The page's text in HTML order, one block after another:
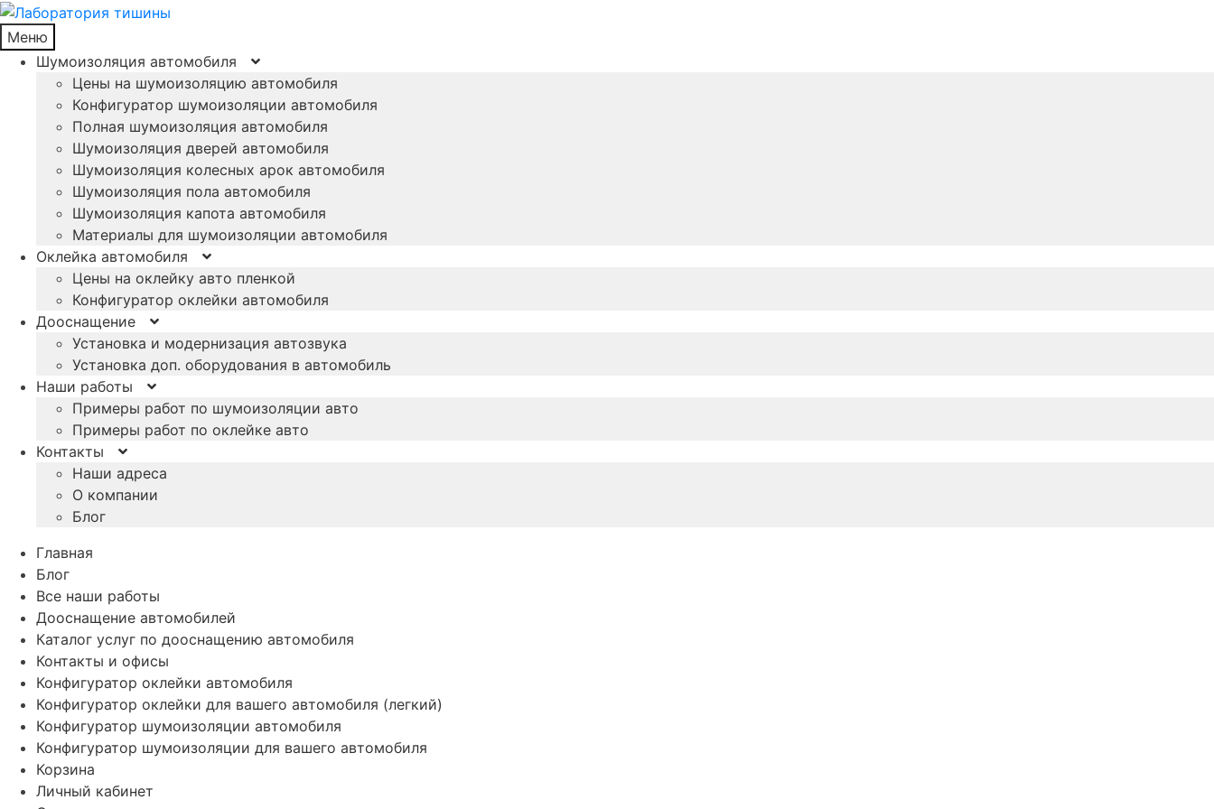
Меню
Шумоизоляция автомобиля
Цены на шумоизоляцию автомобиля
Конфигуратор шумоизоляции автомобиля
Полная шумоизоляция автомобиля
Шумоизоляция дверей автомобиля
Шумоизоляция колесных арок автомобиля
Шумоизоляция пола автомобиля
Шумоизоляция капота автомобиля
Материалы для шумоизоляции автомобиля
Оклейка автомобиля
Цены на оклейку авто пленкой
Конфигуратор оклейки автомобиля
Дооснащение
Установка и модернизация автозвука
Установка доп. оборудования в автомобиль
Наши работы
Примеры работ по шумоизоляции авто
Примеры работ по оклейке авто
Контакты
Наши адреса
О компании
Блог
Главная
Блог
Все наши работы
Дооснащение автомобилей
Каталог услуг по дооснащению автомобиля
Контакты и офисы
Конфигуратор оклейки автомобиля
Конфигуратор оклейки для вашего автомобиля (легкий)
Конфигуратор шумоизоляции автомобиля
Конфигуратор шумоизоляции для вашего автомобиля
Корзина
Личный кабинет